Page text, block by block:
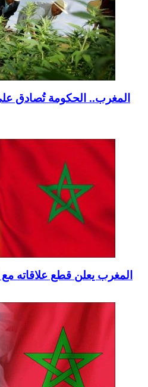
المغرب.. الحكومة تُصادق
المغرب يعلن قطع علاقاته مع